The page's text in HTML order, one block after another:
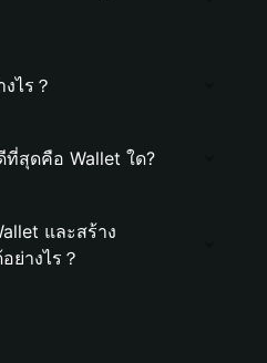
ไร？
ที่สุดคือ Wallet ใด?
และสร้าง
ย่างไร？